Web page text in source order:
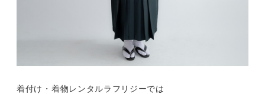
着付け・着物レンタルラフリジーでは